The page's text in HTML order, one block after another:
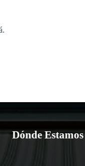
Dónde Estamos